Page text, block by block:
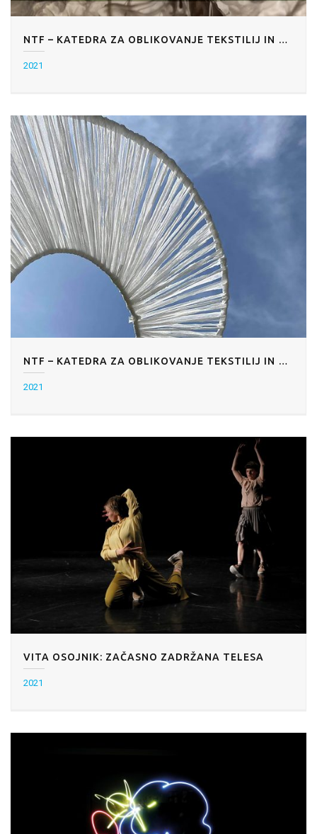
NTF – KATEDRA ZA OBLIKOVANJE TEKSTILIJ IN OBLAČIL: NESKONČNE SMETI
2021
NTF – KATEDRA ZA OBLIKOVANJE TEKSTILIJ IN OBLAČIL: IZPOD ZEMLJE
2021
VITA OSOJNIK: ZAČASNO ZADRŽANA TELESA
2021